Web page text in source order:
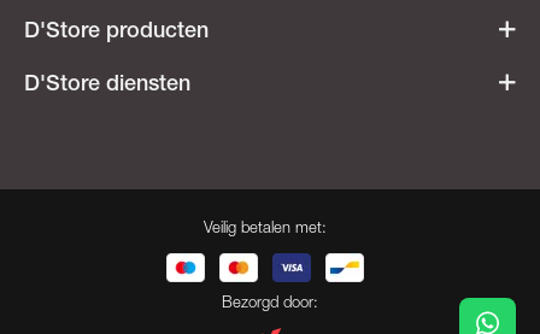
Werken bij D'Store
D'Store producten
Acties & promoties
D'Store diensten
Veilig betalen met:
Bezorgd door: